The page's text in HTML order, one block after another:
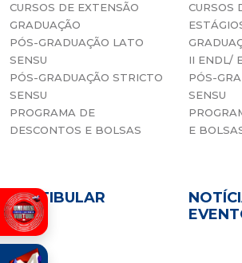
CURSOS DE EXTENSÃO
GRADUAÇÃO
PÓS-GRADUAÇÃO LATO
SENSU
PÓS-GRADUAÇÃO STRICTO
SENSU
PROGRAMA DE
DESCONTOS E BOLSAS
CURSOS
II ENDL/
PÓS-
SENSU
E
VESTIBULAR
EAD